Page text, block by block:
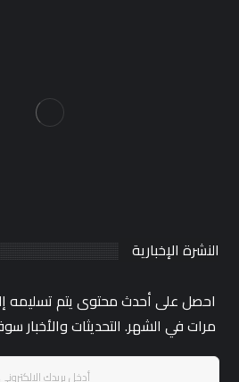
النشرة الإخبارية
احصل على أحدث محتوى يتم تسليمه
مرات في الشهر. التحديثات والأخبار